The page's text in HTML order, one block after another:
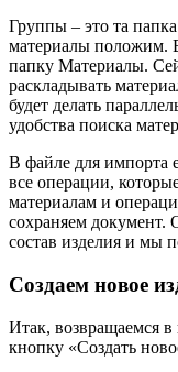
Группы – это та
материалы положим.
папку Материалы.
раскладывать
будет делать
удобства поиска
В файле для импорта
все операции,
материалам и
сохраняем документ.
состав изделия и мы
Создаем новое
Итак, возвращаемся
кнопку «Создать